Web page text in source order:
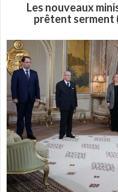
Les nouveaux
prêtent serment